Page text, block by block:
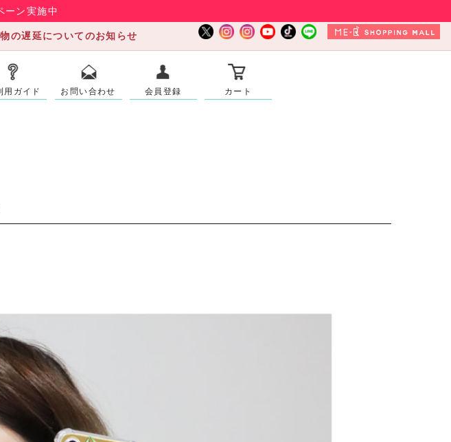
ーン実施中
の遅延についてのお知らせ
用ガイド お問い合わせ 会員登録 カート